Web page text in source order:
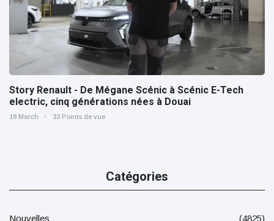
Story Renault - De Mégane Scénic à Scénic E-Tech
electric, cinq générations nées à Douai
18 March 33 Points de vue
Catégories
Nouvelles
(4825)